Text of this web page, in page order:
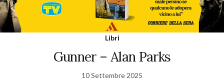
Libri
Gunner – Alan Parks
10 Settembre 2025